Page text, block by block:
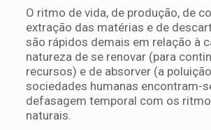
O ritmo de vida, de produção, de
extração das matérias e de
são rápidos demais em relação à
natureza de se renovar (para
recursos) e de absorver (a
sociedades humanas encontram-
defasagem temporal com os
naturais.